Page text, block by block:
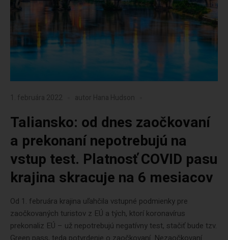
1. februára 2022 autor Hana Hudson
Taliansko: od dnes zaočkovaní
a prekonaní nepotrebujú na
vstup test. Platnosť COVID pasu
krajina skracuje na 6 mesiacov
Od 1. februára krajina uľahčila vstupné podmienky pre
zaočkovaných turistov z EÚ a tých, ktorí koronavírus
prekonaliz EÚ – už nepotrebujú negatívny test, stačiť bude tzv.